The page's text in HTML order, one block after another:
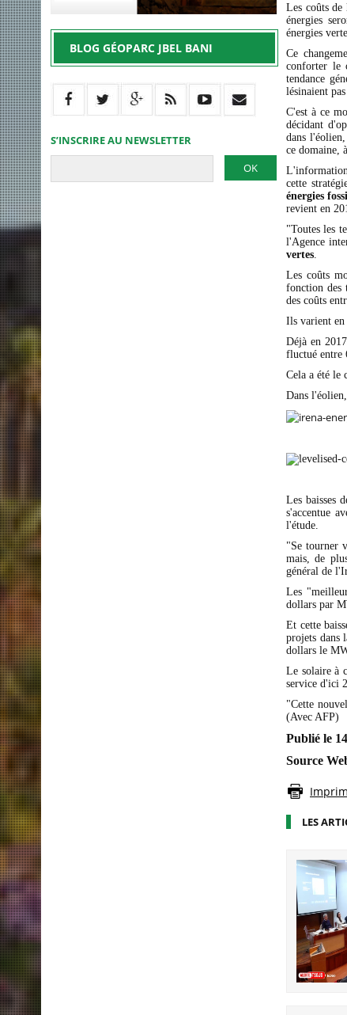
Les coûts de
énergies
énergies
Ce
conforter le
tendance
lésinaient
C'est à ce
décidant
dans
ce domaine,
cette
énergies
revient en
"Toutes les
l'Agence
vertes
Les coûts
fonction des
des coûts
Ils varient en
Déjà en
fluctué entre
Cela a été le
Dans
Les baisses
s'accentue
l'étude.
"Se tourner
mais, de
général de
Les
dollars par
Et cette
projets dans
dollars le
Le solaire à
service d'ici
"Cette
(Avec AFP)
Publié le
Source
LES
BLOG GÉOPARC JBEL BANI
S’INSCRIRE AU NEWSLETTER